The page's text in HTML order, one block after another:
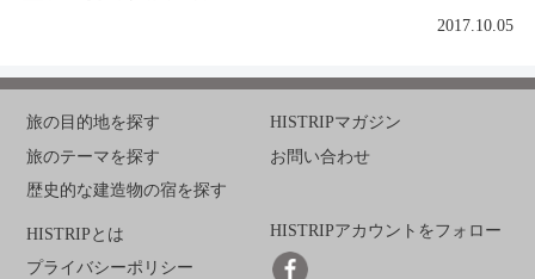
2017.10.05
旅の目的地を探す
旅のテーマを探す
歴史的な建造物の宿を探す
HISTRIPマガジン
お問い合わせ
HISTRIPとは
プライバシーポリシー
HISTRIPアカウントをフォロー